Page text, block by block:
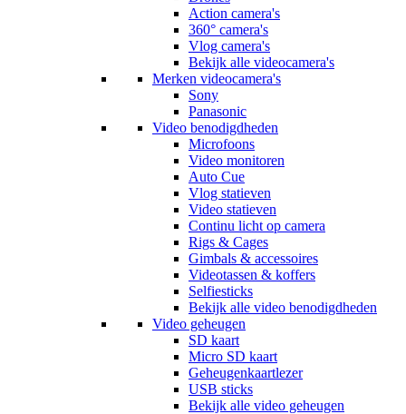
Action camera's
360° camera's
Vlog camera's
Bekijk alle videocamera's
Merken videocamera's
Sony
Panasonic
Video benodigdheden
Microfoons
Video monitoren
Auto Cue
Vlog statieven
Video statieven
Continu licht op camera
Rigs & Cages
Gimbals & accessoires
Videotassen & koffers
Selfiesticks
Bekijk alle video benodigdheden
Video geheugen
SD kaart
Micro SD kaart
Geheugenkaartlezer
USB sticks
Bekijk alle video geheugen